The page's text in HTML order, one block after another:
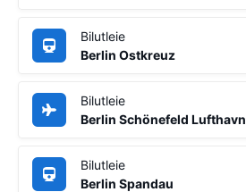
Bilutleie
Berlin Ostkreuz
Bilutleie
Berlin Schönefeld Lufthavn
Bilutleie
Berlin Spandau